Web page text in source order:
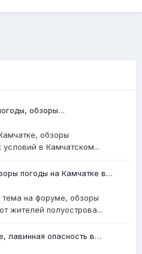
обзоры
в 2026 году
обзоры
условий в Камчатском...
на Камчатке в
тема на форуме, обзоры
жителей полуострова...
лавинная опасность в